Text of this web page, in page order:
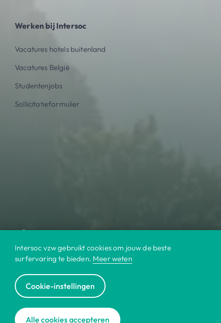
Werken bij Intersoc
Vacatures hotels buitenland
Vacatures België
Studentenjobs
Sollicitatieformulier
Intersoc vzw gebruikt cookies om jouw de beste
surfervaring te bieden. Meer weten
Cookie-instellingen
Alle cookies accepteren